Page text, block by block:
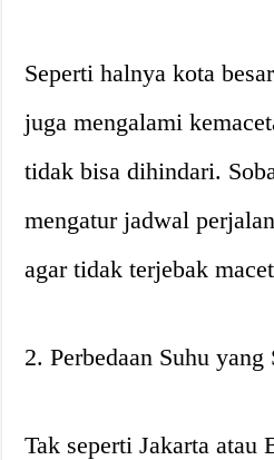
Seperti halnya kota
juga mengalami
tidak bisa dihindari.
mengatur jadwal
agar tidak terjebak
2. Perbedaan Suhu
Tak seperti Jakarta atau